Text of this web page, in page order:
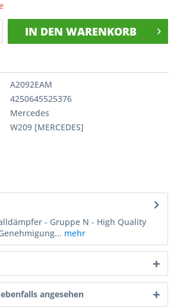
IN DEN WARENKORB
A2092EAM
4250645525376
Mercedes
W209 [MERCEDES]
- Gruppe N - High Quality
mehr
angesehen